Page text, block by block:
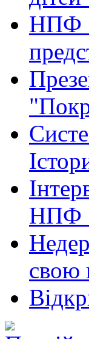
НПФ
НПФ
свою